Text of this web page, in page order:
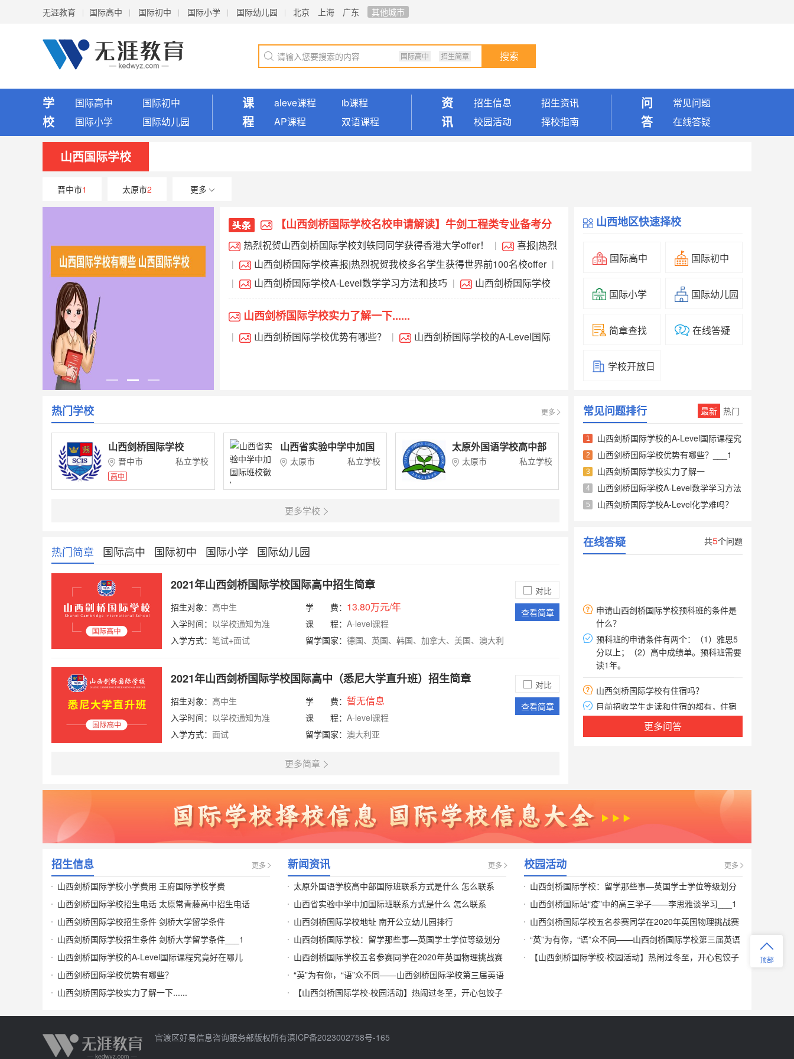
无涯教育 国际高中 国际初中 国际小学 国际幼儿园 北京 上海 广东 其他城市
搜索
国际高中 招生简章
学
校
国际高中
国际初中
国际小学
国际幼儿园
课
程
aleve课程
ib课程
AP课程
双语课程
资
讯
招生信息
招生资讯
校园活动
择校指南
问
答
常见问题
在线答疑
山西国际学校
晋中市1 太原市2 更多
【山西剑桥国际学校名校申请解读】牛剑工程类专业备考分
享！热烈祝贺山西剑桥国际学校刘轶同同学获得香港大学offer！ |
喜报|热烈
祝贺山西剑桥国际学校多名学生获得世界前100名校offer！
| 山西剑桥国际学校喜报|热烈祝贺我校多名学生获得世界前100名校offer |
山西剑桥国际学校A-Level化学难吗？
| 山西剑桥国际学校A-Level数学学习方法和技巧 |
山西剑桥国际学校
实力了解一下......
山西剑桥国际学校实力了解一下......
| 山西剑桥国际学校优势有哪些？ |
山西剑桥国际学校的A-Level国际
山西地区快速择校
国际高中 国际初中
国际小学 国际幼儿园
简章查找 在线答疑
学校开放日
热门学校 更多
山西剑桥国际学校
晋中市 私立学校
高中
山西省实验中学中加国
际班太原市 私立学校
太原外国语学校高中部
国际班
太原市 私立学校
更多学校
热门简章 国际高中 国际初中 国际小学 国际幼儿园
2021年山西剑桥国际学校国际高中招生简章
招生对象： 高中生 学 费： 13.80万元/年
入学时间： 以学校通知为准 课 程： A-level课程
入学方式： 笔试+面试 留学国家： 德国、英国、韩国、加拿大、美国、澳大利
对比
查看简章
2021年山西剑桥国际学校国际高中（悉尼大学直升班）招生简章
招生对象： 高中生 学 费： 暂无信息
入学时间： 以学校通知为准 课 程： A-level课程
入学方式： 面试 留学国家： 澳大利亚
对比
查看简章
更多简章
常见问题排行 最新 热门
1
山西剑桥国际学校的A-Level国际课程究
竟好在哪儿___1
2 山西剑桥国际学校优势有哪些？___1
3
山西剑桥国际学校实力了解一
下......___1
4
山西剑桥国际学校A-Level数学学习方法
和技巧___1
5
山西剑桥国际学校A-Level化学难吗？
在线答疑 共5个问题
预科班的申请条件有两个：（1）雅思5
分以上；（2）高中成绩单。预科班需要
读1年。
山西剑桥国际学校有住宿吗？
目前招收学生走读和住宿的都有，住宿
的标准按照4星级标准配备，宿舍的管理
非常严格，请家长放心。
山西剑桥国际学校采用什么样授课模
山西剑桥国际学校的师资力量怎么样？
学校从英国、澳洲、南非及北美洲等地
聘请出色的外籍教师，为学生提供纯英
文的授课环境。中教老师全部拥有硕士
或博士学历，其中博士3人，硕士25人。
文关怀，通过多种途径了解每一位学生
的情况，真正成为学生们的良师益友。
学杂费：138000元/年，包括住宿费、英
国学籍注册费、书费、英国5所大学申请
费、校服等。
申请山西剑桥国际学校预科班的条件是
山西剑桥国际学校有住宿吗？
更多问答
招生信息 更多
山西剑桥国际学校小学费用 王府国际学校学费
山西剑桥国际学校招生电话 太原常青藤高中招生电话
山西剑桥国际学校招生条件 剑桥大学留学条件
山西剑桥国际学校招生条件 剑桥大学留学条件___1
山西剑桥国际学校的A-Level国际课程究竟好在哪儿
山西剑桥国际学校优势有哪些？
山西剑桥国际学校实力了解一下......
新闻资讯 更多
太原外国语学校高中部国际班联系方式是什么 怎么联系
山西省实验中学中加国际班联系方式是什么 怎么联系
山西剑桥国际学校地址 南开公立幼儿园排行
山西剑桥国际学校：留学那些事—英国学士学位等级划分
山西剑桥国际学校五名参赛同学在2020年英国物理挑战赛
中全部获得优异奖项
“英”为有你，“语”众不同——山西剑桥国际学校第三届英语
嘉年华活动
【山西剑桥国际学校·校园活动】热闹过冬至，开心包饺子
校园活动 更多
山西剑桥国际学校：留学那些事—英国学士学位等级划分
___1
山西剑桥国际站“疫”中的高三学子——李思雅谈学习___1
山西剑桥国际学校五名参赛同学在2020年英国物理挑战赛
中全部获得优异奖项___1
“英”为有你，“语”众不同——山西剑桥国际学校第三届英语
嘉年华活动___1
【山西剑桥国际学校·校园活动】热闹过冬至，开心包饺子
官渡区好易信息咨询服务部版权所有滇ICP备2023002758号-165
顶部